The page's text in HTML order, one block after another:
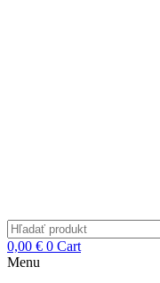
0,00 € 0 Cart
Menu